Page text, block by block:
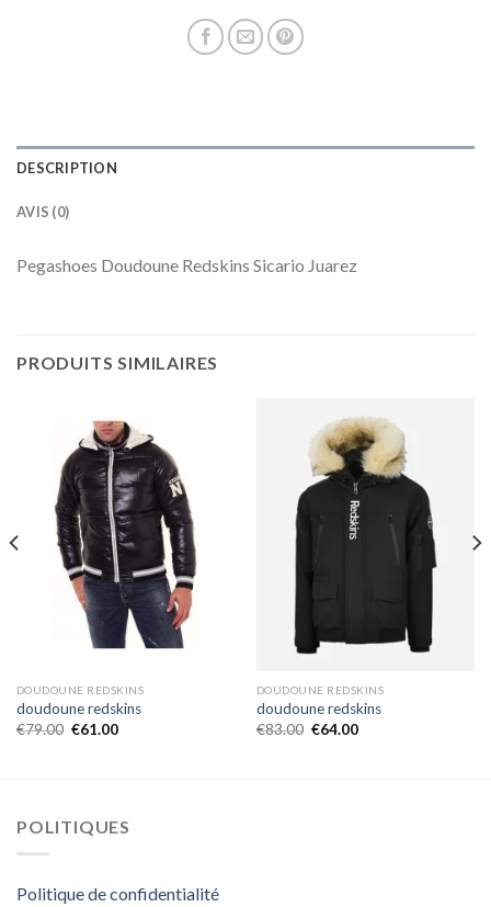
DESCRIPTION
AVIS (0)
Pegashoes Doudoune Redskins Sicario Juarez
PRODUITS SIMILAIRES
DOUDOUNE REDSKINS
doudoune redskins
€79.00 €61.00
DOUDOUNE REDSKINS
doudoune redskins
€83.00 €64.00
POLITIQUES
Politique de confidentialité